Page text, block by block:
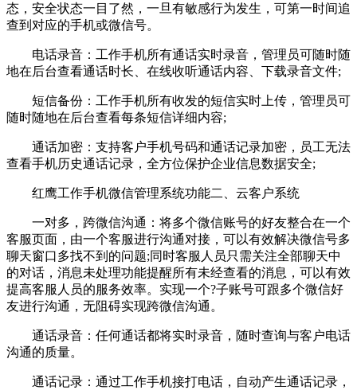
态，安全状态一目了然，一旦有敏感行为发生，可第一时间追
查到对应的手机或微信号。
电话录音：工作手机所有通话实时录音，管理员可随时随
地在后台查看通话时长、在线收听通话内容、下载录音文件;
短信备份：工作手机所有收发的短信实时上传，管理员可
随时随地在后台查看每条短信详细内容;
通话加密：支持客户手机号码和通话记录加密，员工无法
查看手机历史通话记录，全方位保护企业信息数据安全;
红鹰工作手机微信管理系统功能二、云客户系统
一对多，跨微信沟通：将多个微信账号的好友整合在一个
客服页面，由一个客服进行沟通对接，可以有效解决微信号多
聊天窗口多找不到的问题;同时客服人员只需关注全部聊天中
的对话，消息未处理功能提醒所有未经查看的消息，可以有效
提高客服人员的服务效率。实现一个?子账号可跟多个微信好
友进行沟通，无阻碍实现跨微信沟通。
通话录音：任何通话都将实时录音，随时查询与客户电话
沟通的质量。
通话记录：通过工作手机接打电话，自动产生通话记录，